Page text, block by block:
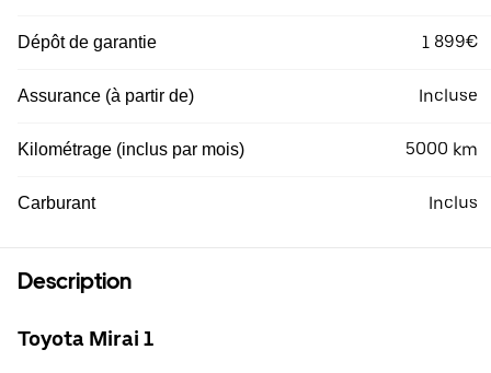
Dépôt de garantie 1 899€
Assurance (à partir de) Incluse
Kilométrage (inclus par mois) 5000 km
Carburant Inclus
Description
Toyota Mirai 1